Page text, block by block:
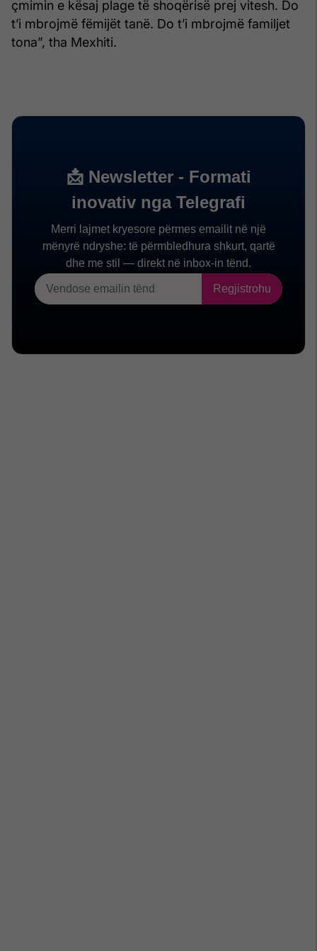
çmimin e kësaj plage të shoqërisë prej vitesh. Do
t’i mbrojmë fëmijët tanë. Do t’i mbrojmë familjet
tona”, tha Mexhiti.